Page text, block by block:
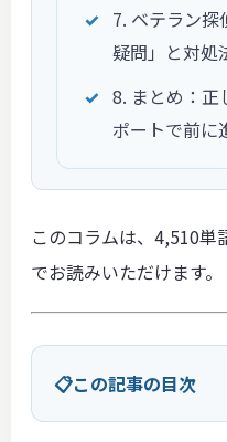
7. ベテラン探
疑問」と対処
8. まとめ：正
ポートで前に
このコラムは、4,510単
でお読みいただけます。
この記事の目次